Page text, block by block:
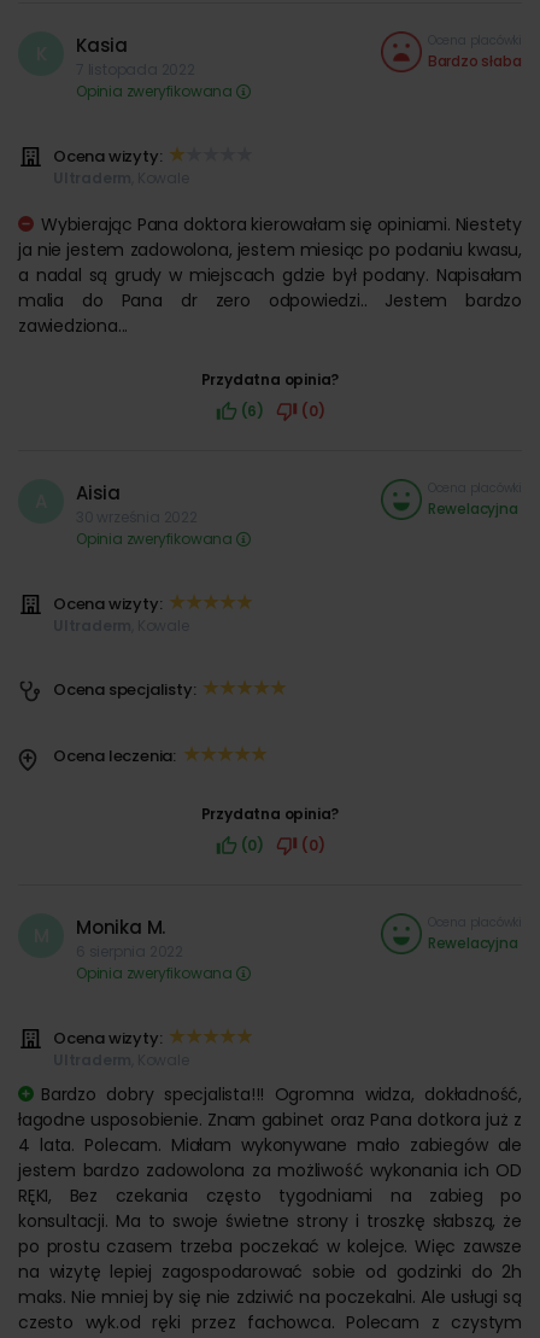
Kasia
Opinia zweryfikowana
Bardzo słaba
Ocena wizyty:
Wybierając Pana doktora kierowałam się opiniami. Niestety
ja nie jestem zadowolona, jestem miesiąc po podaniu kwasu,
a nadal są grudy w miejscach gdzie był podany. Napisałam
malia do Pana dr zero odpowiedzi.. Jestem bardzo
zawiedziona...
Przydatna opinia?
(6)
(0)
Aisia
Opinia zweryfikowana
Rewelacyjna
Ocena wizyty:
Ocena specjalisty:
Ocena leczenia:
Przydatna opinia?
(0)
(0)
Monika M.
Opinia zweryfikowana
Rewelacyjna
Ocena wizyty:
Bardzo dobry specjalista!!! Ogromna widza, dokładność,
łagodne usposobienie. Znam gabinet oraz Pana dotkora już z
4 lata. Polecam. Miałam wykonywane mało zabiegów ale
jestem bardzo zadowolona za możliwość wykonania ich OD
RĘKI, Bez czekania często tygodniami na zabieg po
konsultacji. Ma to swoje świetne strony i troszkę słabszą, że
po prostu czasem trzeba poczekać w kolejce. Więc zawsze
na wizytę lepiej zagospodarować sobie od godzinki do 2h
maks. Nie mniej by się nie zdziwić na poczekalni. Ale usługi są
czesto wyk.od ręki przez fachowca. Polecam z czystym